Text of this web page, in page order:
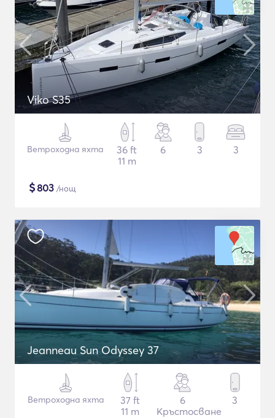
Viko S35
Ветроходна яхта
36 ft
11 m
6 3 3
$803 /нощ
Jeanneau Sun Odyssey 37
Ветроходна яхта
37 ft
11 m
6
Кръстосване
3